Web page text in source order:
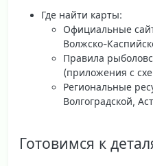
Где найти карты:
Официальные
Волжско-
Правила
(приложения с
Региональные
Волгоградской,
Готовимся к